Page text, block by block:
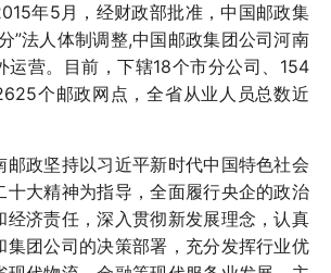
年5月，经财政部批准，中国邮政集
”法人体制调整,中国邮政集团公司河南
运营。目前，下辖18个市分公司、154
个邮政网点，全省从业人员总数近
政坚持以习近平新时代中国特色社会
十大精神为指导，全面履行央企的政治
经济责任，深入贯彻新发展理念，认真
集团公司的决策部署，充分发挥行业优